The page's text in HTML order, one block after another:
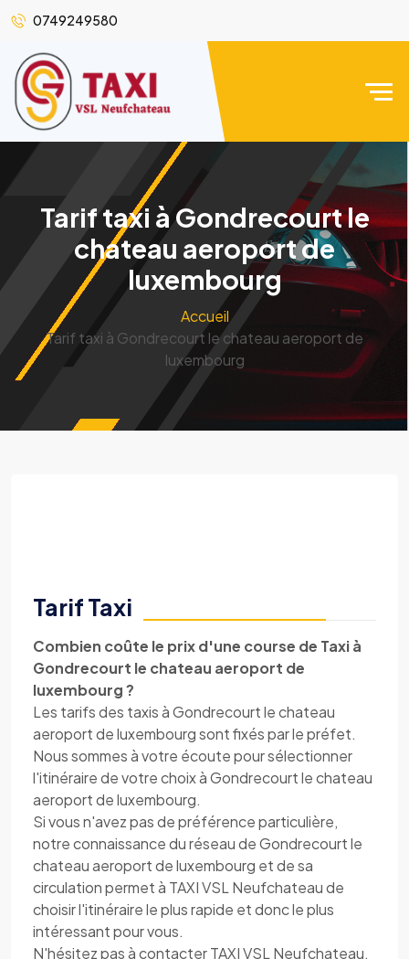
0749249580
Tarif taxi à Gondrecourt le
chateau aeroport de
luxembourg
Accueil
Tarif taxi à Gondrecourt le chateau aeroport de
luxembourg
Tarif Taxi
Combien coûte le prix d'une course de Taxi à
Gondrecourt le chateau aeroport de
luxembourg ?
Les tarifs des taxis à Gondrecourt le chateau
aeroport de luxembourg sont fixés par le préfet.
Nous sommes à votre écoute pour sélectionner
l'itinéraire de votre choix à Gondrecourt le chateau
aeroport de luxembourg.
Si vous n'avez pas de préférence particulière,
notre connaissance du réseau de Gondrecourt le
chateau aeroport de luxembourg et de sa
circulation permet à TAXI VSL Neufchateau de
choisir l'itinéraire le plus rapide et donc le plus
intéressant pour vous.
N'hésitez pas à contacter TAXI VSL Neufchateau,